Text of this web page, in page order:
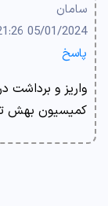
سامان
05/01/2024 21:26
پاسخ
واریز و برداشت
کمیسیون بهش